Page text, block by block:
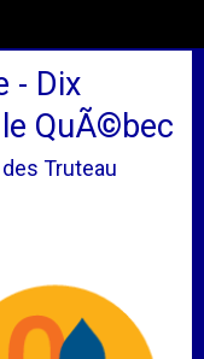
- Dix
QuÃ©bec
Truteau